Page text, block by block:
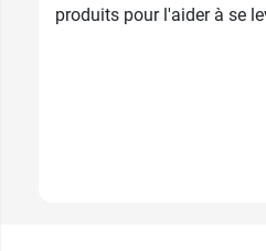
produits pour l'aider à se